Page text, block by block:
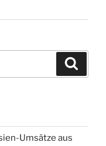
Umsätze aus